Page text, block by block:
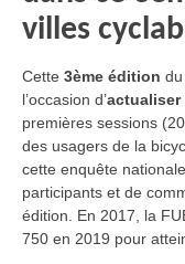
villes
Cette 3ème édition
l’occasion d’actualiser
premières sessions
des usagers de la
cette enquête
participants et de
édition. En 2017, la
750 en 2019 pour